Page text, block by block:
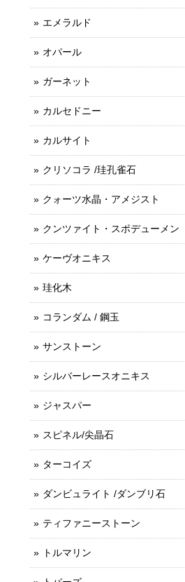
エメラルド
オパール
ガーネット
カルセドニー
カルサイト
クリソコラ /珪孔雀石
クォーツ水晶・アメジスト
クンツァイト・スポデューメン
ケーヴオニキス
珪化木
コランダム / 鋼玉
サンストーン
シルバーレースオニキス
ジャスパー
スピネル/尖晶石
ターコイズ
ダンビュライト /ダンブリ石
ティファニーストーン
トルマリン